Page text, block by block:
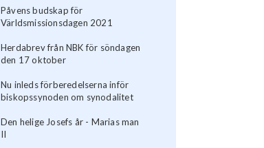
Påvens budskap för
Världsmissionsdagen 2021
Herdabrev från NBK för söndagen
den 17 oktober
Nu inleds förberedelserna inför
biskopssynoden om synodalitet
Den helige Josefs år - Marias man
II